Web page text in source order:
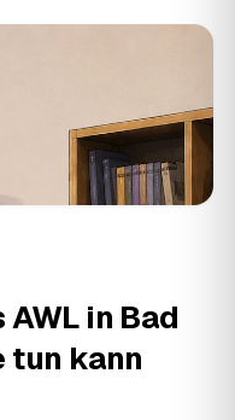
in Bad
tun kann